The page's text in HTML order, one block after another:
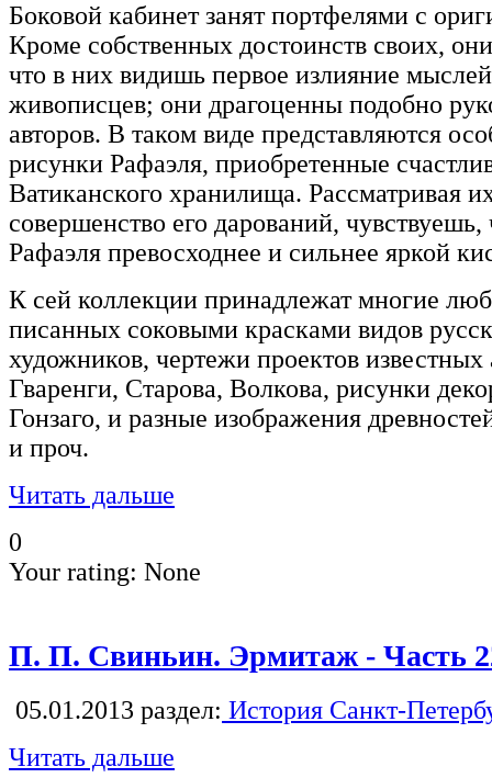
Боковой кабинет занят портфелями с
Кроме собственных достоинств своих,
что в них видишь первое излияние
живописцев; они драгоценны подобно
авторов. В таком виде представляются
рисунки Рафаэля, приобретенные
Ватиканского хранилища. Рассматривая
совершенство его дарований,
Рафаэля превосходнее и сильнее яркой
К сей коллекции принадлежат многие
писанных соковыми красками видов
художников, чертежи проектов
Гваренги, Старова, Волкова, рисунки
Гонзаго, и разные изображения
и проч.
Читать дальше
0
Your rating: None
П. П. Свиньин. Эрмитаж - Часть
05.01.2013 раздел: История Санкт-
Читать дальше